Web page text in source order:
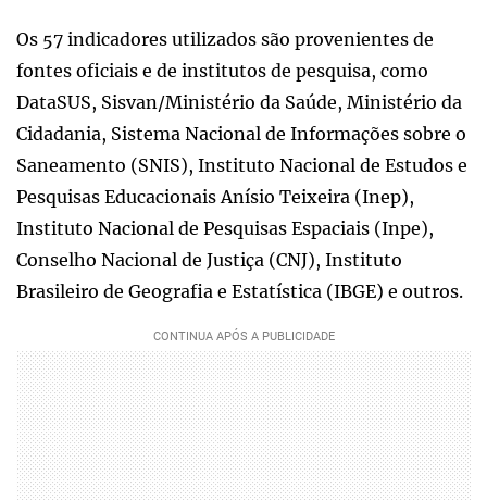
Os 57 indicadores utilizados são provenientes de
fontes oficiais e de institutos de pesquisa, como
DataSUS, Sisvan/Ministério da Saúde, Ministério da
Cidadania, Sistema Nacional de Informações sobre o
Saneamento (SNIS), Instituto Nacional de Estudos e
Pesquisas Educacionais Anísio Teixeira (Inep),
Instituto Nacional de Pesquisas Espaciais (Inpe),
Conselho Nacional de Justiça (CNJ), Instituto
Brasileiro de Geografia e Estatística (IBGE) e outros.